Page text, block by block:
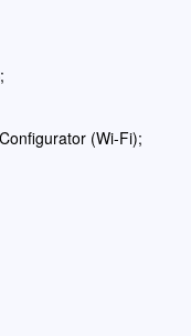
(Wi-Fi);